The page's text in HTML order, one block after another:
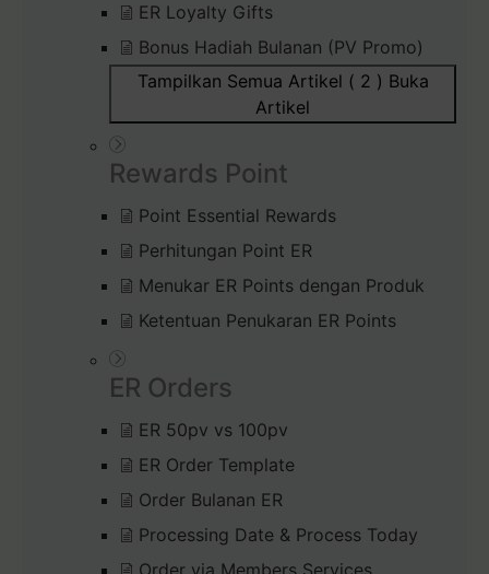
ER Loyalty Gifts
Bonus Hadiah Bulanan (PV Promo)
Tampilkan Semua Artikel ( 2 ) Buka
Artikel
Rewards Point
Point Essential Rewards
Perhitungan Point ER
Menukar ER Points dengan Produk
Ketentuan Penukaran ER Points
ER Orders
ER 50pv vs 100pv
ER Order Template
Order Bulanan ER
Processing Date & Process Today